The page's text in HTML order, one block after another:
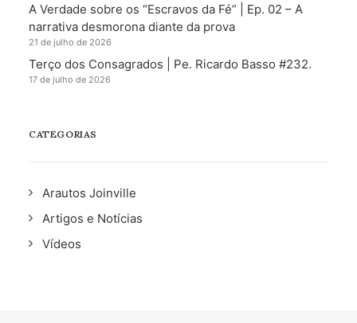
A Verdade sobre os “Escravos da Fé” | Ep. 02 – A
narrativa desmorona diante da prova
21 de julho de 2026
Terço dos Consagrados | Pe. Ricardo Basso #232.
17 de julho de 2026
CATEGORIAS
Arautos Joinville
Artigos e Notícias
Vídeos